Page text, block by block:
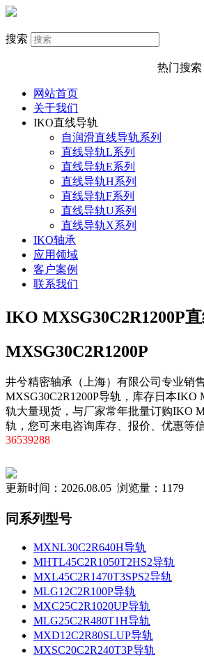
搜索
热门搜索
网站首页
关于我们
IKO直线导轨
自润滑直线导轨系列
直线导轨L系列
直线导轨E系列
直线导轨H系列
直线导轨F系列
直线导轨U系列
直线导轨X系列
IKO轴承
应用领域
客户案例
联系我们
IKO MXSG30C2R1200P
MXSG30C2R1200P
井兮精密轴承（上海）有限公司专业销
MXSG30C2R1200P导轨，库存日本IKO
轨大量现货，与厂家常年批量订购IKO
轨，您可来电咨询库存、报价、优惠等
36539288
更新时间：2026.08.05 浏览量：1179
同系列型号
MXNL30C2R640H导轨
MHTL45C2R1050T2HS2导轨
MXL45C2R1470T3SPS2导轨
MLG12C2R100P导轨
MXC25C2R1020UP导轨
MLG25C2R480T1H导轨
MXD12C2R80SLUP导轨
MXSC20C2R240T3P导轨